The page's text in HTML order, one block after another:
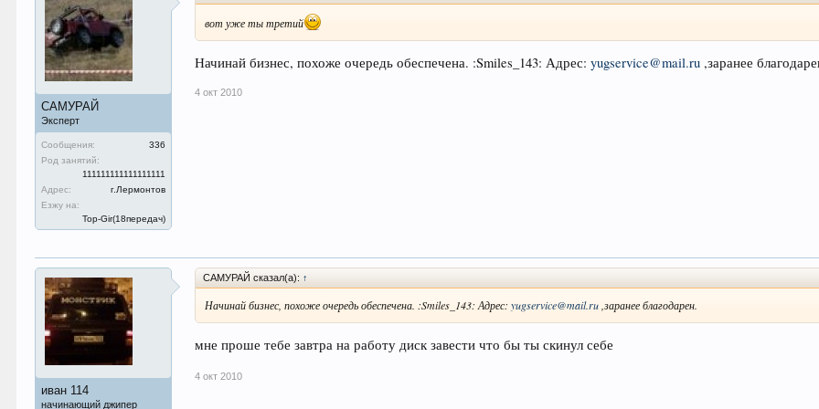
САМУРАЙ
Эксперт
Сообщения:
336
Род занятий:
111111111111111111
Адрес:
г.Лермонтов
Езжу на:
Top-Gir(18передач)
вот уже ты третий
Начинай бизнес, похоже очередь обеспечена. :Smiles_143: Адрес:yugservice@mail.ru ,заранее
4 окт 2010
иван 114
начинающий джипер
САМУРАЙ сказал(а): ↑
Начинай бизнес, похоже очередь обеспечена. :Smiles_143: Адрес:yugservice@mail.ru ,заранее благодарен.
мне проше тебе завтра на работу диск завести что бы ты скинул себе
4 окт 2010